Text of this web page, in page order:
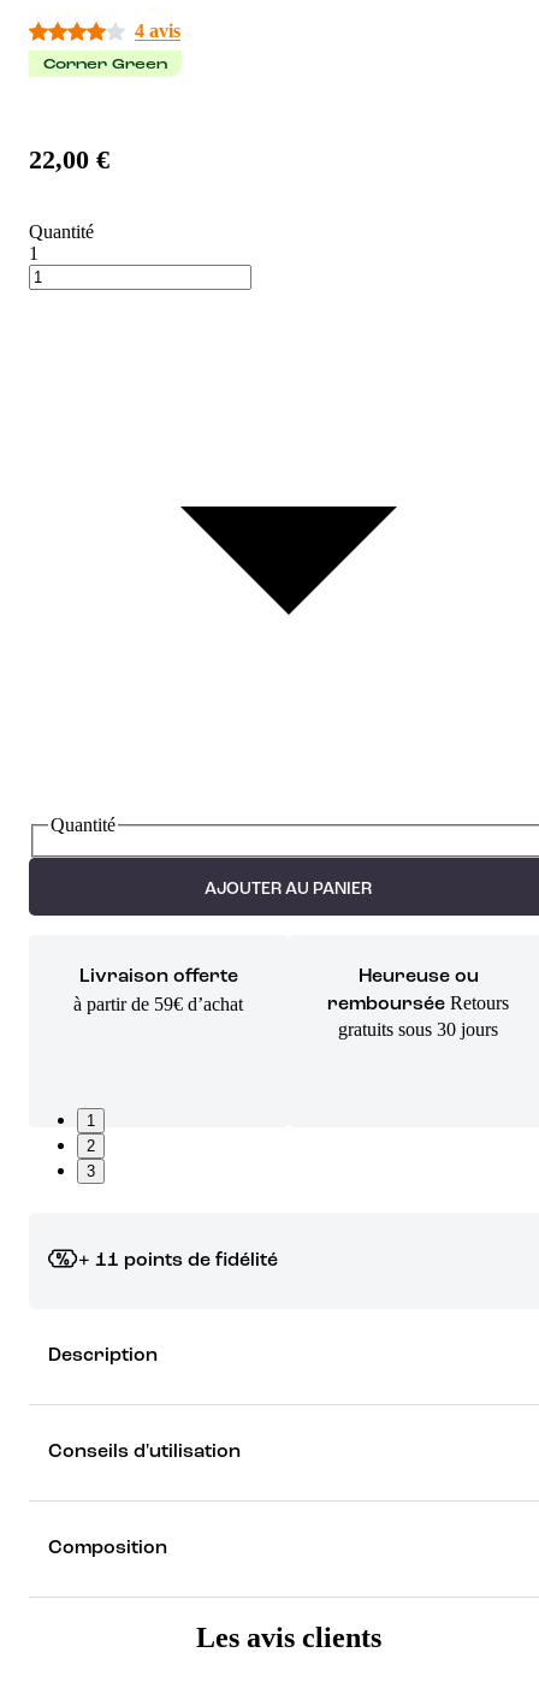
4 avis
Corner Green
22,00 €
Quantité
1
Quantité
AJOUTER AU PANIER
Livraison offerte
à partir de 59€ d’achat
Heureuse ou
remboursée Retours
gratuits sous 30 jours
1
2
3
+ 11 points de fidélité
rêver !
Découvrez les récompenses
Description
Conseils d'utilisation
Composition
Les avis clients